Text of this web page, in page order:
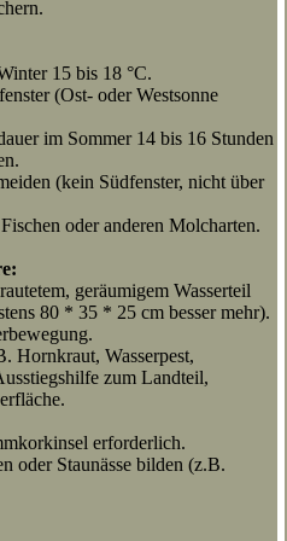
15 bis 18 °C.
(Ost- oder Westsonne
im Sommer 14 bis 16 Stunden
(kein Südfenster, nicht über
oder anderen Molcharten.
geräumigem Wasserteil
80 * 35 * 25 cm besser mehr).
Hornkraut, Wasserpest,
zum Landteil,
erforderlich.
oder Staunässe bilden (z.B.